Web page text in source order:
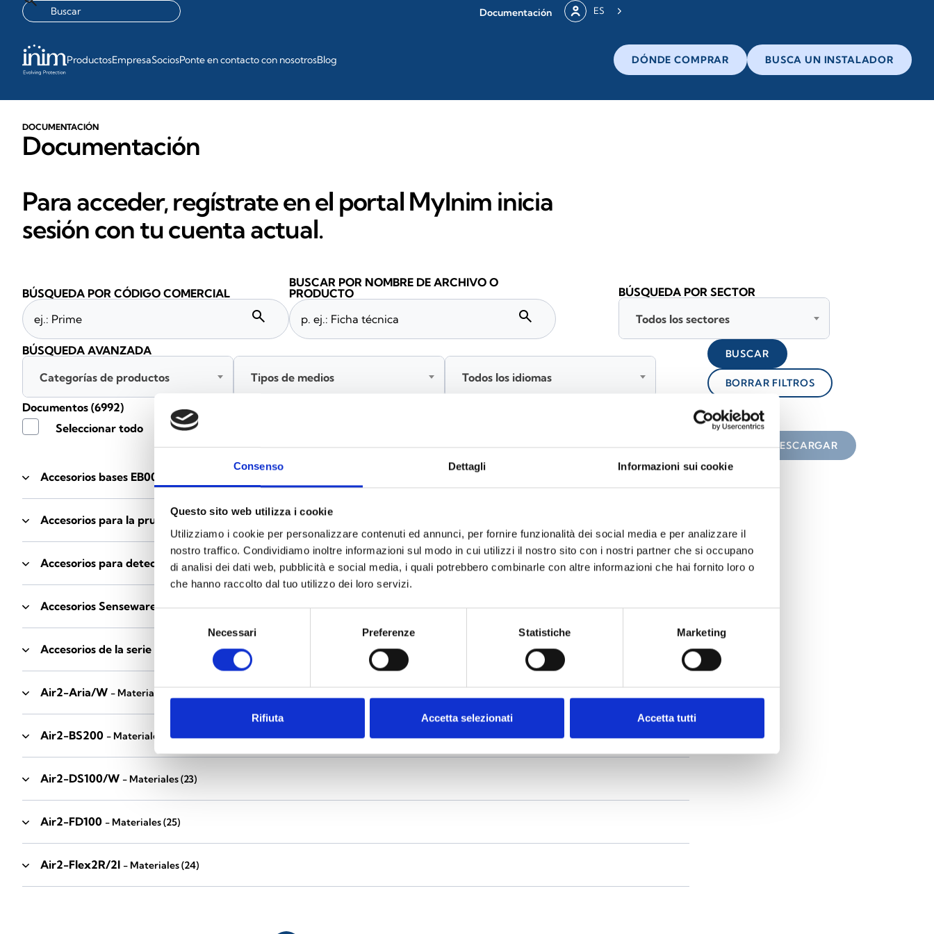
Consenso Dettagli Informazioni sui cookie
Questo sito web utilizza i cookie
Utilizziamo i cookie per personalizzare contenuti ed annunci, per fornire funzionalità dei social media e per analizzare il
nostro traffico. Condividiamo inoltre informazioni sul modo in cui utilizzi il nostro sito con i nostri partner che si occupano
di analisi dei dati web, pubblicità e social media, i quali potrebbero combinarle con altre informazioni che hai fornito loro o
che hanno raccolto dal tuo utilizzo dei loro servizi.
Necessari Preferenze Statistiche Marketing
Rifiuta Accetta selezionati Accetta tutti
Documentación ES
ProductosEmpresaSociosPonte en contacto con nosotrosBlog DÓNDE COMPRAR BUSCA UN INSTALADOR
DOCUMENTACIÓN
Documentación
Para acceder, regístrate en el portal MyInim inicia
sesión con tu cuenta actual.
Accesorios bases EB00
Accesorios para la prueba de detectores
Accesorios para detectores Enea - Materiales(35)
Accesorios Senseware - Materiales(2)
Accesorios de la serie Industrial - Materiales
Air2-Aria/W - Materiales
Air2-BS200 - Materiales (34)
Air2-DS100/W - Materiales(23)
Air2-FD100 - Materiales(25)
Air2-Flex2R/2I - Materiales(24)
Documentos (6992)
Seleccionar todo
DESCARGAR
BÚSQUEDA POR CÓDIGO COMERCIAL
search
BUSCAR POR NOMBRE DE ARCHIVO O
PRODUCTO
search
BÚSQUEDA POR SECTOR
Todos los sectores
BÚSQUEDA AVANZADA
Categorías de productos
Tipos de medios Todos los idiomas
BUSCAR
BORRAR FILTROS